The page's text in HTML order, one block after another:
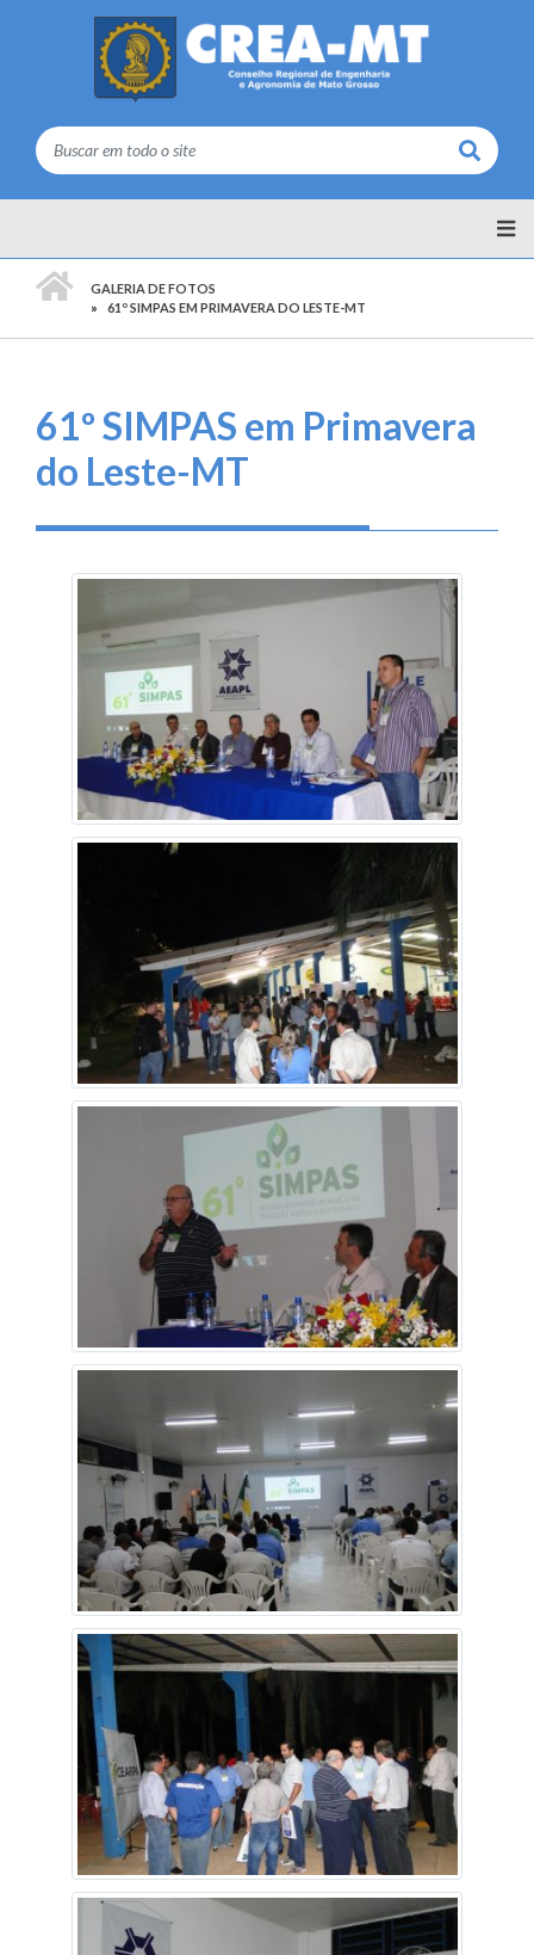
Buscar
GALERIA DE FOTOS
61º SIMPAS EM PRIMAVERA DO LESTE-MT
61º SIMPAS em Primavera
do Leste-MT